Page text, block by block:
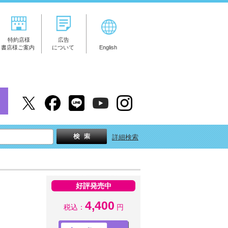
特約店様
書店様ご案内
広告
について
English
詳細検索
好評発売中
税込： 4,400 円